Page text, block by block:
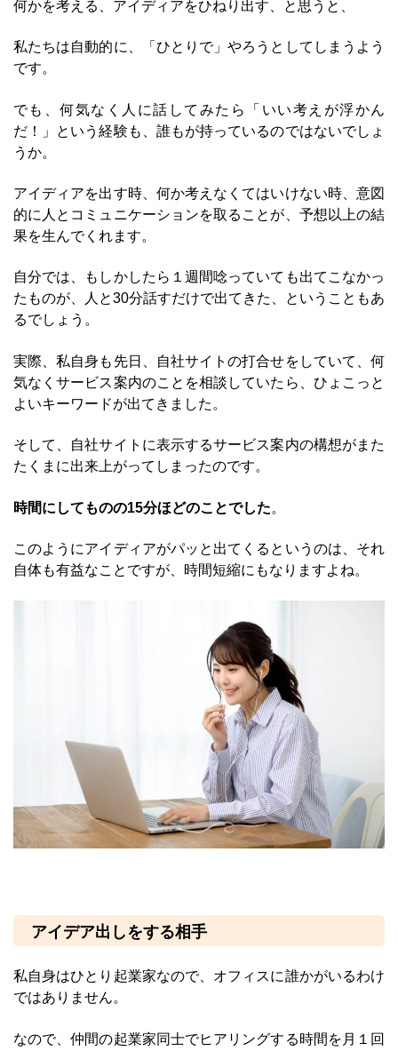
何かを考える、アイディアをひねり出す、と思うと、
私たちは自動的に、「ひとりで」やろうとしてしまうよう
です。
でも、何気なく人に話してみたら「いい考えが浮かん
だ！」という経験も、誰もが持っているのではないでしょ
うか。
アイディアを出す時、何か考えなくてはいけない時、意図
的に人とコミュニケーションを取ることが、予想以上の結
果を生んでくれます。
自分では、もしかしたら１週間唸っていても出てこなかっ
たものが、人と30分話すだけで出てきた、ということもあ
るでしょう。
実際、私自身も先日、自社サイトの打合せをしていて、何
気なくサービス案内のことを相談していたら、ひょこっと
よいキーワードが出てきました。
そして、自社サイトに表示するサービス案内の構想がまた
たくまに出来上がってしまったのです。
時間にしてものの15分ほどのことでした。
このようにアイディアがパッと出てくるというのは、それ
自体も有益なことですが、時間短縮にもなりますよね。
アイデア出しをする相手
私自身はひとり起業家なので、オフィスに誰かがいるわけ
ではありません。
なので、仲間の起業家同士でヒアリングする時間を月１回